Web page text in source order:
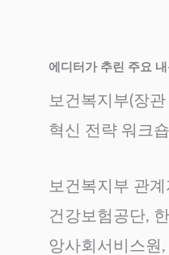
에디터가 추린 주요
보건복지부(장
혁신 전략 워크
보건복지부 관
건강보험공단,
앙사회서비스원